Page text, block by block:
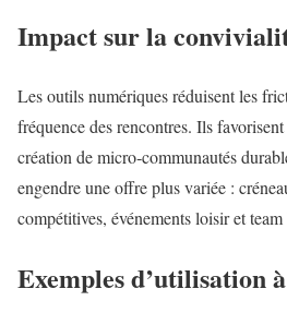
Impact sur la
Les outils numériques réduisent les
fréquence des rencontres. Ils
création de micro‑communautés
engendre une offre plus variée :
compétitives, événements loisir et
Exemples d’utilisation